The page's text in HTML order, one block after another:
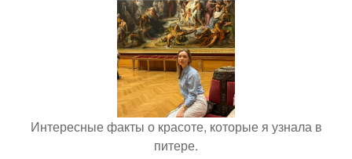
Интересные факты о красоте, которые я узнала в
питере.